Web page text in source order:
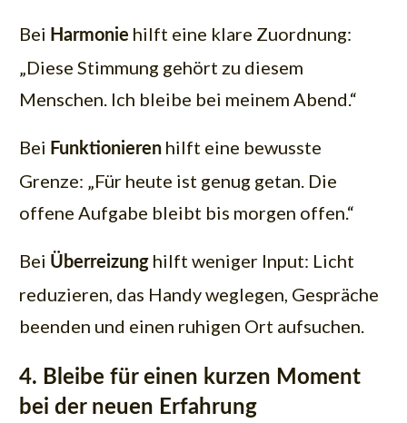
Bei Harmonie hilft eine klare Zuordnung:
„Diese Stimmung gehört zu diesem
Menschen. Ich bleibe bei meinem Abend.“
Bei Funktionieren hilft eine bewusste
Grenze: „Für heute ist genug getan. Die
offene Aufgabe bleibt bis morgen offen.“
Bei Überreizung hilft weniger Input: Licht
reduzieren, das Handy weglegen, Gespräche
beenden und einen ruhigen Ort aufsuchen.
4. Bleibe für einen kurzen Moment
bei der neuen Erfahrung